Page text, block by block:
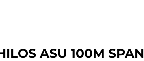
ASU 100M SPAN